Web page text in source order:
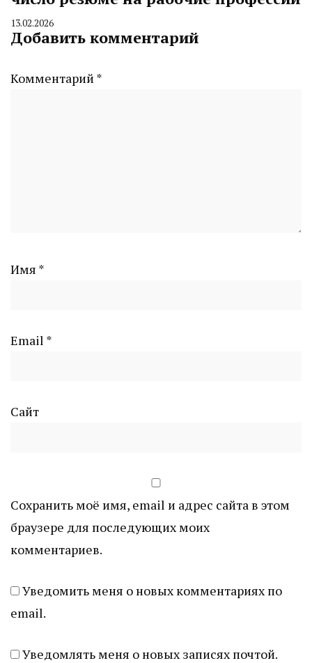
By
CHELINDUSTRY
13.02.2026
Добавить комментарий
Комментарий *
Имя *
Email *
Сайт
Сохранить моё имя, email и адрес сайта в этом
браузере для последующих моих
комментариев.
Уведомить меня о новых комментариях по
email.
Уведомлять меня о новых записях почтой.